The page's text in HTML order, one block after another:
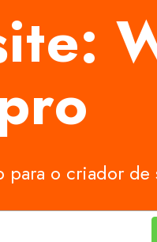
para o criador